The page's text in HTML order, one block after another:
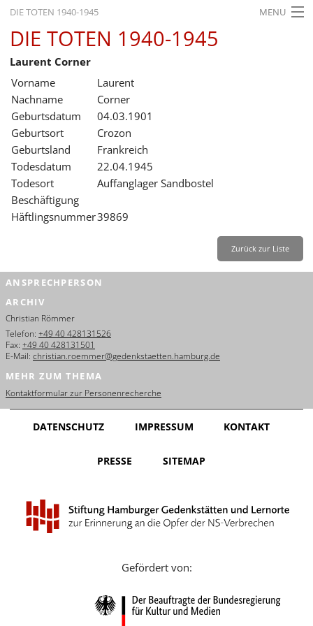
DIE TOTEN 1940-1945 MENU
STARTSEITE
AKTUELLES
AUSSTELLUNGEN
GESCHICHTE
BILDUNG
FORSCHUNG
SERVICE
Français
Dansk
Español
Nederlands
Português
Русский
Leichte Sprache
DIE TOTEN 1940-1945
Laurent Corner
Vorname
Laurent
Nachname
Corner
Geburtsdatum
04.03.1901
Geburtsort
Crozon
Geburtsland
Frankreich
Todesdatum
22.04.1945
Todesort
Auffanglager Sandbostel
Beschäftigung
Häftlingsnummer39869
Zurück zur Liste
ANSPRECHPERSON
ARCHIV
Christian Römmer
Telefon: +49 40 428131526
Fax: +49 40 428131501
E-Mail: christian.roemmer@gedenkstaetten.hamburg.de
MEHR ZUM THEMA
Kontaktformular zur Personenrecherche
DATENSCHUTZ IMPRESSUM KONTAKT
PRESSE SITEMAP
Gefördert von: